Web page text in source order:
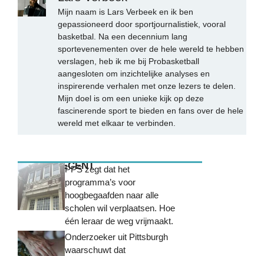
Mijn naam is Lars Verbeek en ik ben
gepassioneerd door sportjournalistiek, vooral
basketbal. Na een decennium lang
sportevenementen over de hele wereld te hebben
verslagen, heb ik me bij Probasketball
aangesloten om inzichtelijke analyses en
inspirerende verhalen met onze lezers te delen.
Mijn doel is om een unieke kijk op deze
fascinerende sport te bieden en fans over de hele
wereld met elkaar te verbinden.
MEEST RECENTPPS zegt dat het
programma’s voor
hoogbegaafden naar alle
scholen wil verplaatsen. Hoe
één leraar de weg vrijmaakt.
Onderzoeker uit Pittsburgh
waarschuwt dat